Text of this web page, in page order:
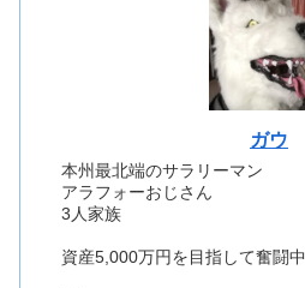
ガウ
本州最北端のサラリーマン
アラフォーおじさん
3人家族
資産5,000万円を目指して奮闘中